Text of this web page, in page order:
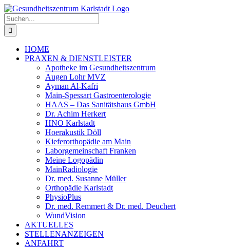
Zum
Inhalt
springen
Suche
nach:
HOME
PRAXEN & DIENSTLEISTER
Apotheke im Gesundheitszentrum
Augen Lohr MVZ
Ayman Al-Kafri
Main-Spessart Gastroenterologie
HAAS – Das Sanitätshaus GmbH
Dr. Achim Herkert
HNO Karlstadt
Hoerakustik Döll
Kieferorthopädie am Main
Laborgemeinschaft Franken
Meine Logopädin
MainRadiologie
Dr. med. Susanne Müller
Orthopädie Karlstadt
PhysioPlus
Dr. med. Remmert & Dr. med. Deuchert
WundVision
AKTUELLES
STELLENANZEIGEN
ANFAHRT